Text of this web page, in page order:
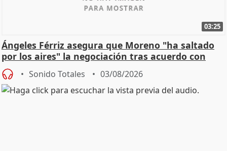
03:25
Ángeles Férriz asegura que Moreno "ha saltado
por los aires" la negociación tras acuerdo con
SMA
Sonido Totales 03/08/2026